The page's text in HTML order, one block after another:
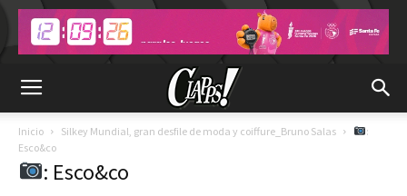
Inicio Silkey Mundial, gran desfile de moda y coiffure_Bruno Salas
:
Esco&co
: Esco&co